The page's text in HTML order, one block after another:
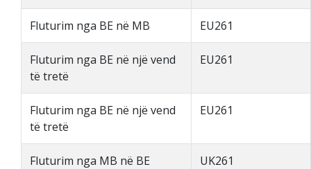
Fluturim nga BE në MB EU261
Fluturim nga BE në një vend
të tretë
EU261
Fluturim nga BE në një vend
të tretë
EU261
Fluturim nga MB në BE UK261